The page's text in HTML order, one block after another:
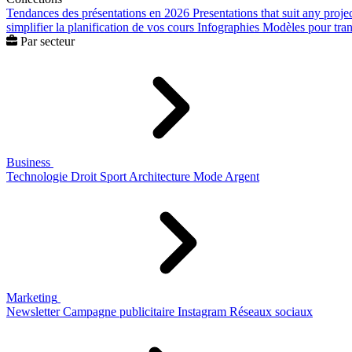
Tendances des présentations en 2026 Presentations that suit any
simplifier la planification de vos cours Infographies Modèles pour
Par secteur
Business
Technologie Droit Sport Architecture Mode Argent
Marketing
Newsletter Campagne publicitaire Instagram Réseaux sociaux